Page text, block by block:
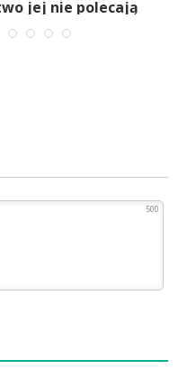
jej nie polecają
500